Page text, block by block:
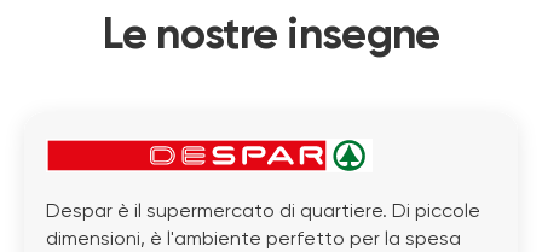
Le nostre insegne
Despar è il supermercato di quartiere. Di piccole
dimensioni, è l'ambiente perfetto per la spesa